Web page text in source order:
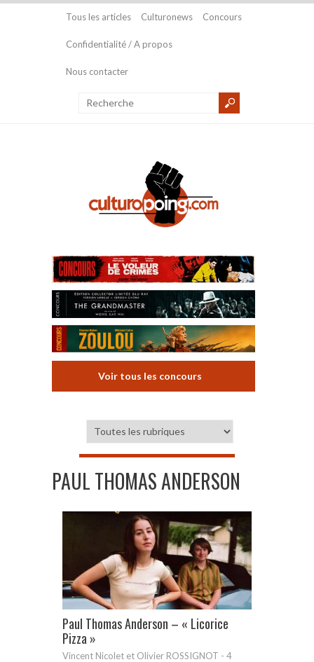
Tous les articles Culturonews Concours
Confidentialité / A propos
Nous contacter
Voir tous les concours
PAUL THOMAS ANDERSON
Paul Thomas Anderson – « Licorice
Pizza »
Vincent Nicolet et Olivier ROSSIGNOT - 4